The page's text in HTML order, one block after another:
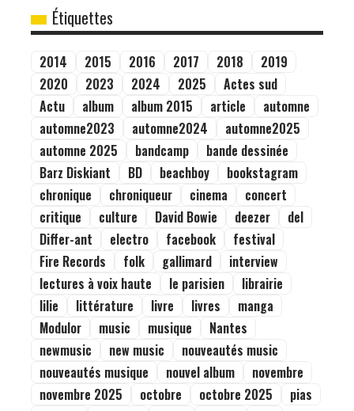
Étiquettes
2014 2015 2016 2017 2018
2019
2020
2023 2024 2025
Actes sud
Actu
album album 2015 article
automne
automne2023
automne2024
automne2025
automne 2025
bandcamp
bande dessinée
Barz Diskiant
BD beachboy
bookstagram
chronique
chroniqueur cinema
concert
critique
culture David Bowie deezer
del
Differ-ant
electro facebook
festival
Fire Records
folk gallimard
interview
lectures à voix haute
le parisien
librairie
lilie
littérature livre livres
manga
Modulor
music musique
Nantes
newmusic
new music
nouveautés music
nouveautés musique
nouvel album
novembre
novembre 2025
octobre octobre 2025
pias